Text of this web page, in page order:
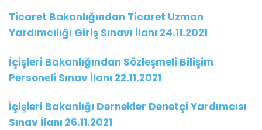
Ticaret Bakanlığından Ticaret Uzman
Yardımcılığı Giriş Sınavı İlanı 24.11.2021
İçişleri Bakanlığından Sözleşmeli Bilişim
Personeli Sınav İlanı 22.11.2021
İçişleri Bakanlığı Dernekler Denetçi Yardımcısı
Sınav İlanı 26.11.2021